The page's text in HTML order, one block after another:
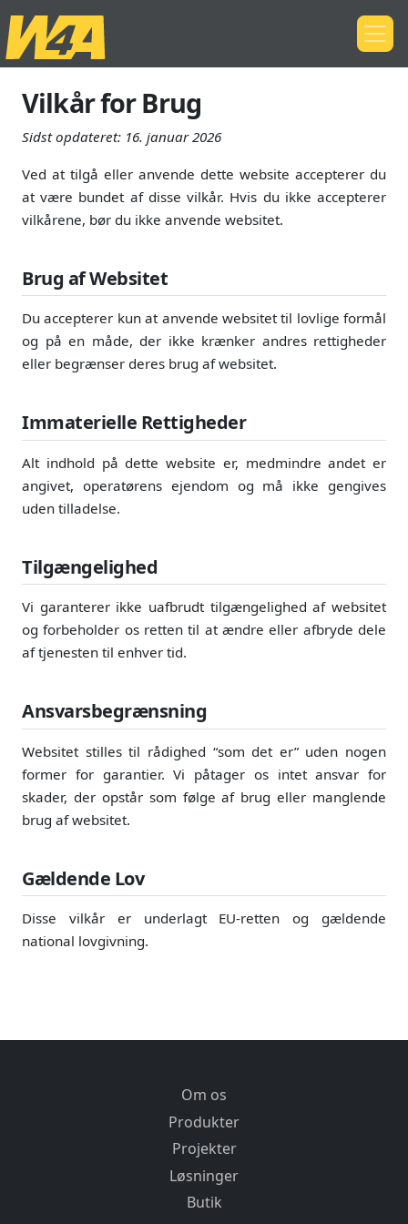
Vilkår for Brug
Sidst opdateret: 16. januar 2026
Ved at tilgå eller anvende dette website accepterer du
at være bundet af disse vilkår. Hvis du ikke accepterer
vilkårene, bør du ikke anvende websitet.
Brug af Websitet
Du accepterer kun at anvende websitet til lovlige formål
og på en måde, der ikke krænker andres rettigheder
eller begrænser deres brug af websitet.
Immaterielle Rettigheder
Alt indhold på dette website er, medmindre andet er
angivet, operatørens ejendom og må ikke gengives
uden tilladelse.
Tilgængelighed
Vi garanterer ikke uafbrudt tilgængelighed af websitet
og forbeholder os retten til at ændre eller afbryde dele
af tjenesten til enhver tid.
Ansvarsbegrænsning
Websitet stilles til rådighed “som det er” uden nogen
former for garantier. Vi påtager os intet ansvar for
skader, der opstår som følge af brug eller manglende
brug af websitet.
Gældende Lov
Disse vilkår er underlagt EU-retten og gældende
national lovgivning.
Om os
Produkter
Projekter
Løsninger
Butik